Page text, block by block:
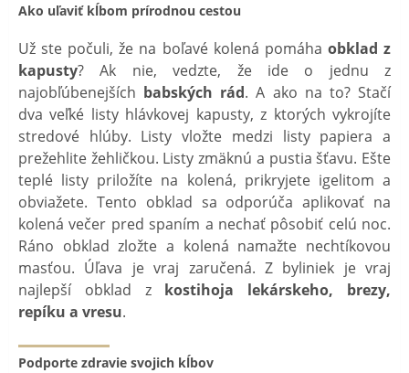
Ako uľaviť kĺbom prírodnou cestou
Už ste počuli, že na boľavé kolená pomáha obklad z
kapusty? Ak nie, vedzte, že ide o jednu z
najobľúbenejších babských rád. A ako na to? Stačí
dva veľké listy hlávkovej kapusty, z ktorých vykrojíte
stredové hlúby. Listy vložte medzi listy papiera a
prežehlite žehličkou. Listy zmäknú a pustia šťavu. Ešte
teplé listy priložíte na kolená, prikryjete igelitom a
obviažete. Tento obklad sa odporúča aplikovať na
kolená večer pred spaním a nechať pôsobiť celú noc.
Ráno obklad zložte a kolená namažte nechtíkovou
masťou. Úľava je vraj zaručená. Z byliniek je vraj
najlepší obklad z kostihoja lekárskeho, brezy,
repíku a vresu.
Podporte zdravie svojich kĺbov